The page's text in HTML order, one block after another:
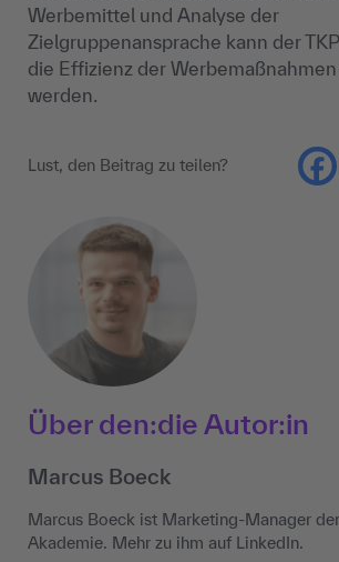
Werbemittel und Analyse der
Zielgruppenansprache kann der
die Effizienz der
werden.
Lust, den Beitrag zu teilen?
Über den:die Autor:in
Marcus Boeck
Marcus Boeck ist Marketing-Manager
Akademie. Mehr zu ihm auf LinkedIn.